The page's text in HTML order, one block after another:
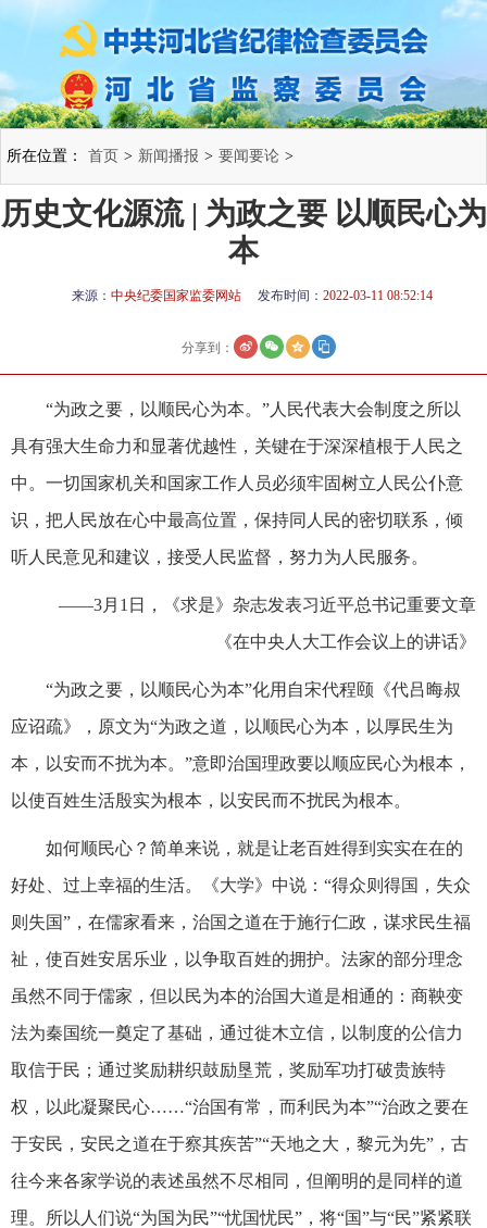
所在位置： 首页 > 新闻播报 > 要闻要论 >
历史文化源流 | 为政之要 以顺民心为
本
来源： 中央纪委国家监委网站 发布时间： 2022-03-11 08:52:14
分享到：
“为政之要，以顺民心为本。”人民代表大会制度之所以
具有强大生命力和显著优越性，关键在于深深植根于人民之
中。一切国家机关和国家工作人员必须牢固树立人民公仆意
识，把人民放在心中最高位置，保持同人民的密切联系，倾
听人民意见和建议，接受人民监督，努力为人民服务。
——3月1日，《求是》杂志发表习近平总书记重要文章
《在中央人大工作会议上的讲话》
“为政之要，以顺民心为本”化用自宋代程颐《代吕晦叔
应诏疏》，原文为“为政之道，以顺民心为本，以厚民生为
本，以安而不扰为本。”意即治国理政要以顺应民心为根本，
以使百姓生活殷实为根本，以安民而不扰民为根本。
如何顺民心？简单来说，就是让老百姓得到实实在在的
好处、过上幸福的生活。《大学》中说：“得众则得国，失众
则失国”，在儒家看来，治国之道在于施行仁政，谋求民生福
祉，使百姓安居乐业，以争取百姓的拥护。法家的部分理念
虽然不同于儒家，但以民为本的治国大道是相通的：商鞅变
法为秦国统一奠定了基础，通过徙木立信，以制度的公信力
取信于民；通过奖励耕织鼓励垦荒，奖励军功打破贵族特
权，以此凝聚民心……“治国有常，而利民为本”“治政之要在
于安民，安民之道在于察其疾苦”“天地之大，黎元为先”，古
往今来各家学说的表述虽然不尽相同，但阐明的是同样的道
理。所以人们说“为国为民”“忧国忧民”，将“国”与“民”紧紧联